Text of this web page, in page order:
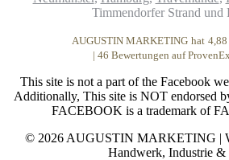
Timmendorfer Strand und
AUGUSTIN MARKETING hat 4,88
46 Bewertungen auf
This site is not a part of the Facebook
Additionally, This site is NOT endorsed
FACEBOOK is a trademark of
© 2026 AUGUSTIN MARKETING |
Handwerk, Industrie &